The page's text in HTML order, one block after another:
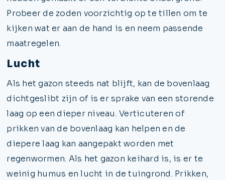
Probeer de zoden voorzichtig op te tillen om te
kijken wat er aan de hand is en neem passende
maatregelen.
Lucht
Als het gazon steeds nat blijft, kan de bovenlaag
dichtgeslibt zijn of is er sprake van een storende
laag op een dieper niveau. Verticuteren of
prikken van de bovenlaag kan helpen en de
diepere laag kan aangepakt worden met
regenwormen. Als het gazon keihard is, is er te
weinig humus en lucht in de tuingrond. Prikken,